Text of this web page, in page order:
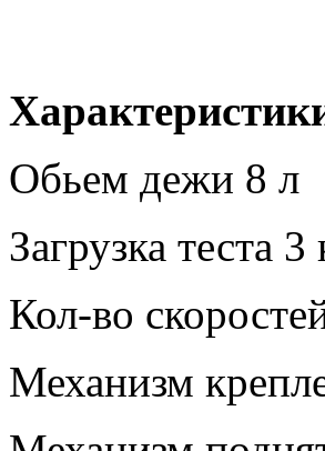
Обьем дежи 8 л
Загрузка теста 3
Кол-во
Механизм